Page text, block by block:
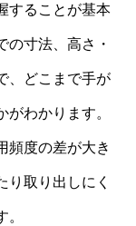
することが基本
の寸法、高さ・
、どこまで手が
わかります。
頻度の差が大き
り取り出しにく